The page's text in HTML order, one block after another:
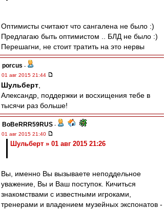
Оптимисты считают что сангалена не было :)
Предлагаю быть оптимистом .. БЛД не было :)
Перешагни, не стоит тратить на это нервы
porcus -
01 авг 2015 21:44
Шульберт
Александр, поддержки и восхищения тебе в
тысячи раз больше!
BoBeRRR59RUS -
01 авг 2015 21:40
Шульберт » 01 авг 2015 21:26
Вы, именно Вы вызываете неподдельное
уважение, Вы и Ваш поступок. Кичиться
знакомствами с известными игроками,
тренерами и владением музейных экспонатов -